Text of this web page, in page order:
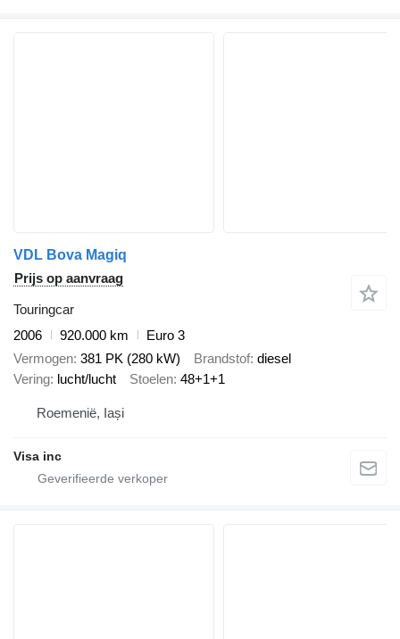
VDL Bova Magiq
Prijs op aanvraag
Touringcar
2006
920.000 km
Euro 3
Vermogen 381 PK (280 kW) Brandstof diesel
Vering lucht/lucht Stoelen 48+1+1
Roemenië, Iași
Visa inc